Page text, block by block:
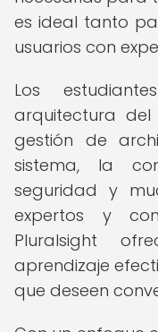
es ideal tanto
usuarios con
Los
arquitectura del
gestión de
sistema, la
seguridad y
expertos y
Pluralsight
aprendizaje
que deseen